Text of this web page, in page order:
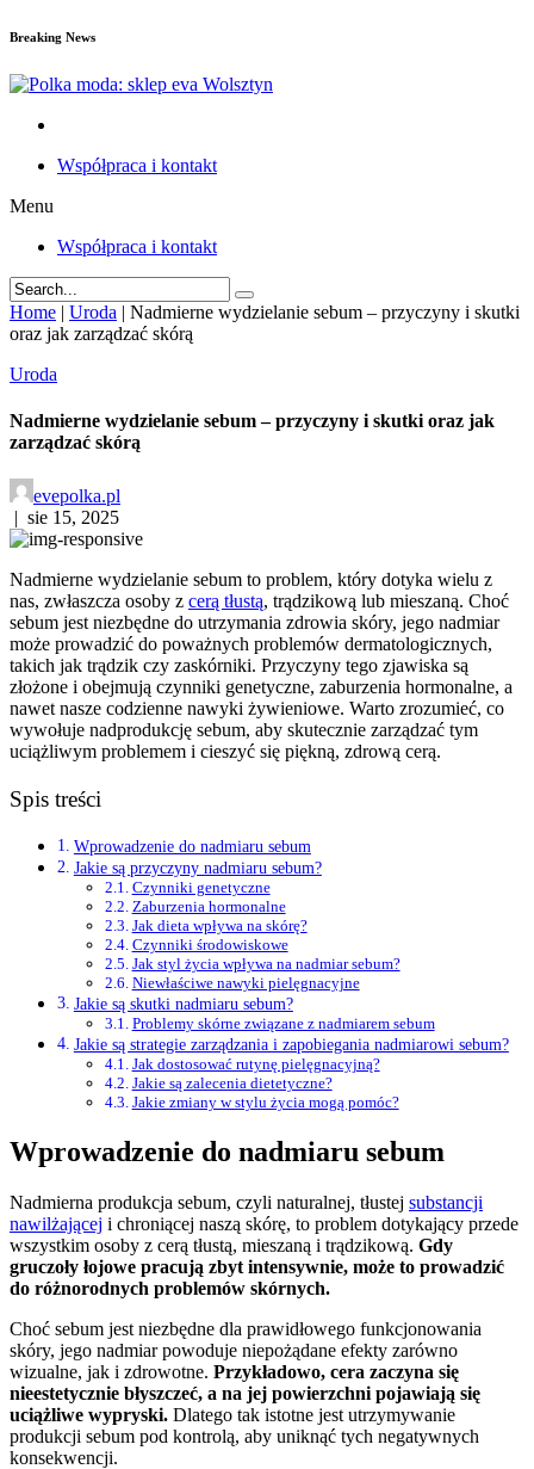
Breaking News
Współpraca i kontakt
Menu
Współpraca i kontakt
Home | Uroda | Nadmierne wydzielanie sebum – przyczyny i skutki
oraz jak zarządzać skórą
Uroda
Nadmierne wydzielanie sebum – przyczyny i skutki oraz jak
zarządzać skórą
evepolka.pl
sie 15, 2025
Nadmierne wydzielanie sebum to problem, który dotyka wielu z
nas, zwłaszcza osoby z cerą tłustą, trądzikową lub mieszaną. Choć
sebum jest niezbędne do utrzymania zdrowia skóry, jego nadmiar
może prowadzić do poważnych problemów dermatologicznych,
takich jak trądzik czy zaskórniki. Przyczyny tego zjawiska są
złożone i obejmują czynniki genetyczne, zaburzenia hormonalne, a
nawet nasze codzienne nawyki żywieniowe. Warto zrozumieć, co
wywołuje nadprodukcję sebum, aby skutecznie zarządzać tym
uciążliwym problemem i cieszyć się piękną, zdrową cerą.
Spis treści
Wprowadzenie do nadmiaru sebum
Jakie są przyczyny nadmiaru sebum?
Czynniki genetyczne
Zaburzenia hormonalne
Jak dieta wpływa na skórę?
Czynniki środowiskowe
Jak styl życia wpływa na nadmiar sebum?
Niewłaściwe nawyki pielęgnacyjne
Jakie są skutki nadmiaru sebum?
Problemy skórne związane z nadmiarem sebum
Jakie są strategie zarządzania i zapobiegania nadmiarowi sebum?
Jak dostosować rutynę pielęgnacyjną?
Jakie są zalecenia dietetyczne?
Jakie zmiany w stylu życia mogą pomóc?
Wprowadzenie do nadmiaru sebum
Nadmierna produkcja sebum, czyli naturalnej, tłustej substancji
nawilżającej i chroniącej naszą skórę, to problem dotykający przede
wszystkim osoby z cerą tłustą, mieszaną i trądzikową. Gdy
gruczoły łojowe pracują zbyt intensywnie, może to prowadzić
do różnorodnych problemów skórnych.
Choć sebum jest niezbędne dla prawidłowego funkcjonowania
skóry, jego nadmiar powoduje niepożądane efekty zarówno
wizualne, jak i zdrowotne. Przykładowo, cera zaczyna się
nieestetycznie błyszczeć, a na jej powierzchni pojawiają się
uciążliwe wypryski. Dlatego tak istotne jest utrzymywanie
produkcji sebum pod kontrolą, aby uniknąć tych negatywnych
konsekwencji.